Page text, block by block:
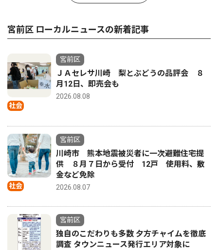
宮前区 ローカルニュースの新着記事
社会
宮前区
ＪＡセレサ川崎 梨とぶどうの品評会 ８
月12日、即売会も
2026.08.08
社会
宮前区
川崎市 熊本地震被災者に一次避難住宅提
供 ８月７日から受付 12戸 使用料、敷
金など免除
2026.08.07
宮前区
独自のこだわりも多数 夕方チャイムを徹底
調査 タウンニュース発行エリア対象に